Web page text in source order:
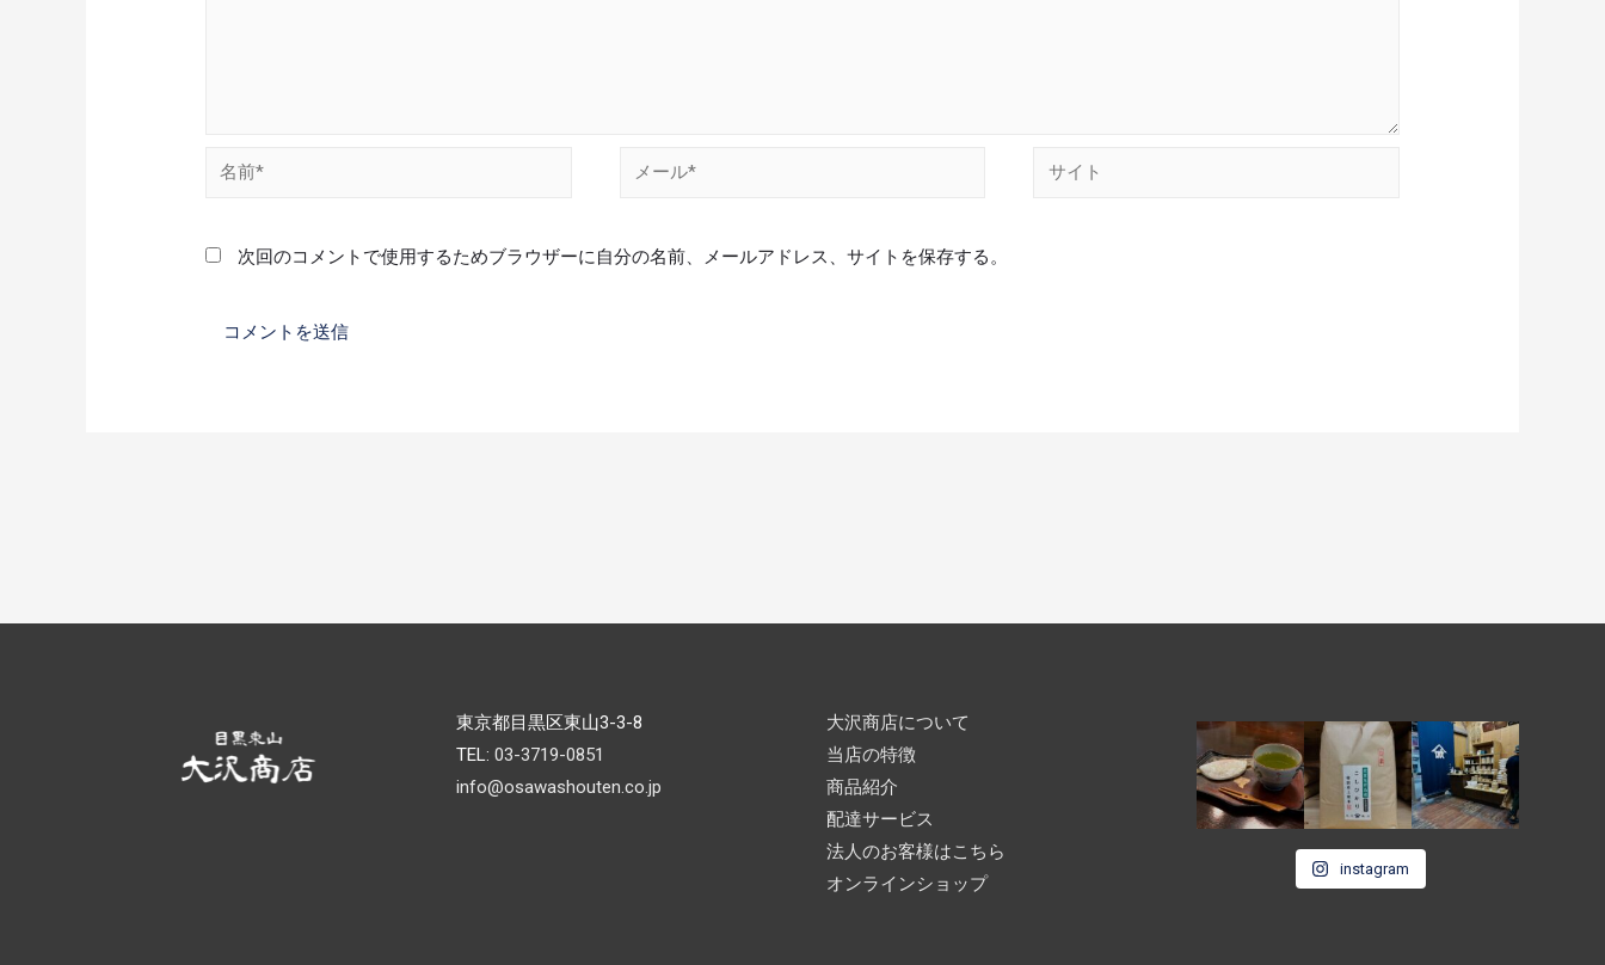
次回のコメントで使用するためブラウザーに自分の名前、メールアドレス、サイトを保存する。
東京都目黒区東山3-3-8
TEL: 03-3719-0851
info@osawashouten.co.jp
大沢商店について
当店の特徴
商品紹介
配達サービス
法人のお客様はこちら
オンラインショップ
instagram